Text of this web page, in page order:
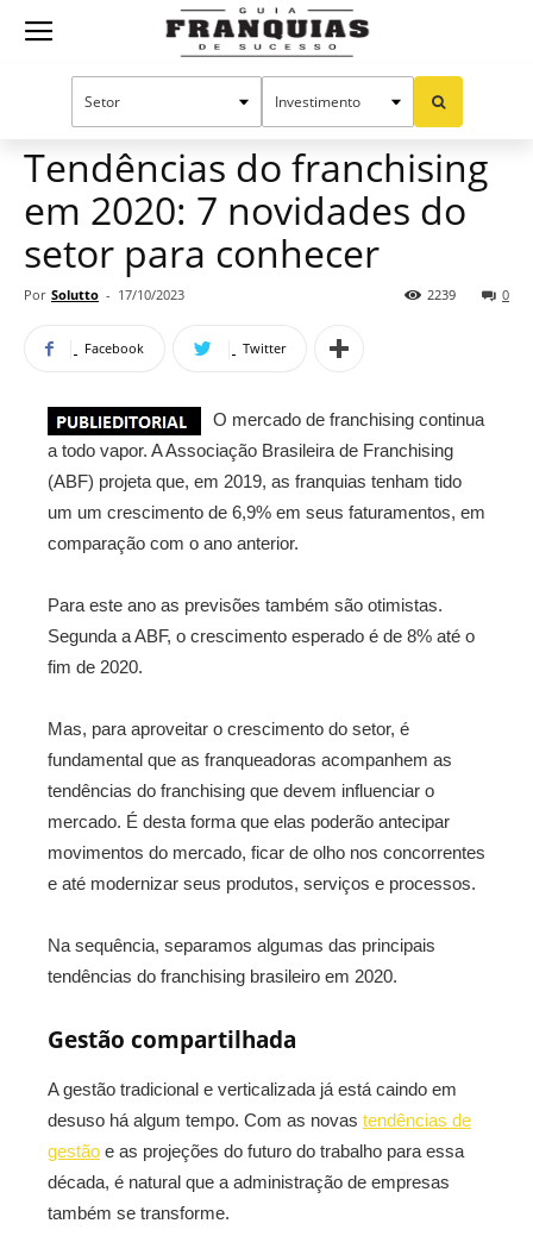
Guia
Manual do sucesso Publieditorial
Tendências do franchising
em 2020: 7 novidades do
setor para conhecer
Por Solutto - 17/10/2023 0
2239
Facebook Twitter
O mercado de franchising continua
a todo vapor. A Associação Brasileira de Franchising
(ABF) projeta que, em 2019, as franquias tenham tido
um um crescimento de 6,9% em seus faturamentos, em
comparação com o ano anterior.
Para este ano as previsões também são otimistas.
Segunda a ABF, o crescimento esperado é de 8% até o
fim de 2020.
Mas, para aproveitar o crescimento do setor, é
fundamental que as franqueadoras acompanhem as
tendências do franchising que devem influenciar o
mercado. É desta forma que elas poderão antecipar
movimentos do mercado, ficar de olho nos concorrentes
e até modernizar seus produtos, serviços e processos.
Na sequência, separamos algumas das principais
tendências do franchising brasileiro em 2020.
Gestão compartilhada
A gestão tradicional e verticalizada já está caindo em
desuso há algum tempo. Com as novas tendências de
gestão e as projeções do futuro do trabalho para essa
década, é natural que a administração de empresas
também se transforme.